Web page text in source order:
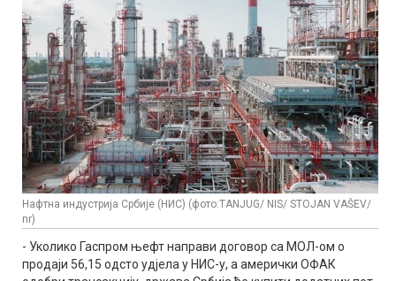
Нафтна индустрија Србије (НИС) (фото:TANJUG/ NIS/ STOJAN VAŠEV/
nr)
- Уколико Гаспром њефт направи договор са МОЛ-ом о
продаји 56,15 одсто удјела у НИС-у, а амерички ОФАК